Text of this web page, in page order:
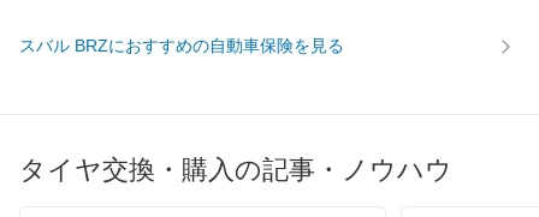
スバル BRZにおすすめの自動車保険を見る
タイヤ交換・購入の記事・ノウハウ